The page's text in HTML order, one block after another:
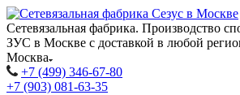
Сетевязальная фабрика. Производство
ЗУС в Москве с доставкой в любой
Москва
+7 (499) 346-67-80
+7 (903) 081-63-35